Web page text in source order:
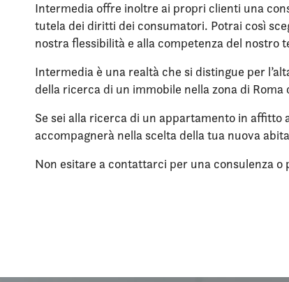
Intermedia offre inoltre ai propri clienti una
tutela dei diritti dei consumatori. Potrai così
nostra flessibilità e alla competenza del nostro
Intermedia è una realtà che si distingue per
della ricerca di un immobile nella zona di
Se sei alla ricerca di un appartamento in affitto
accompagnerà nella scelta della tua nuova
Non esitare a contattarci per una consulenza